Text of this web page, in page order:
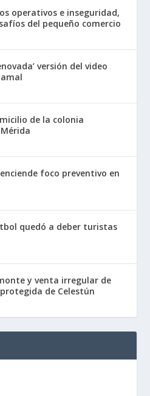
operativos e inseguridad,
del pequeño comercio
versión del video
de la colonia
foco preventivo en
quedó a deber turistas
y venta irregular de
de Celestún